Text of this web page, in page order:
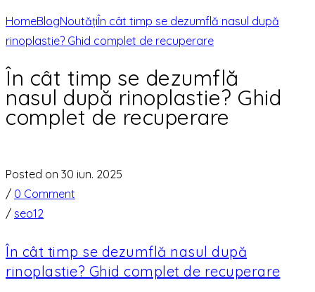
HomeBlogNoutățiÎn cât timp se dezumflă nasul după
rinoplastie? Ghid complet de recuperare
În cât timp se dezumflă
nasul după rinoplastie? Ghid
complet de recuperare
Posted on 30 iun. 2025
/ 0 Comment
/ seo12
În cât timp se dezumflă nasul după
rinoplastie? Ghid complet de recuperare